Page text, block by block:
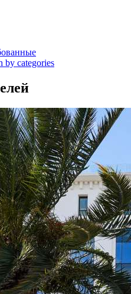
by categories